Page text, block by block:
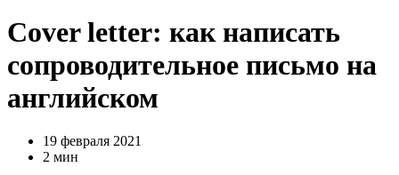
Cover letter: как написать
сопроводительное письмо на
английском
19 февраля 2021
2 мин